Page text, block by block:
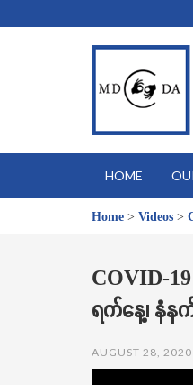
HOME
Home > Videos >
COVID-
ရက်နေ့၊ နံန
AUGUST 28, 2020